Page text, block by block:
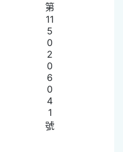
第
11
5
0
2
0
6
0
4
1
號